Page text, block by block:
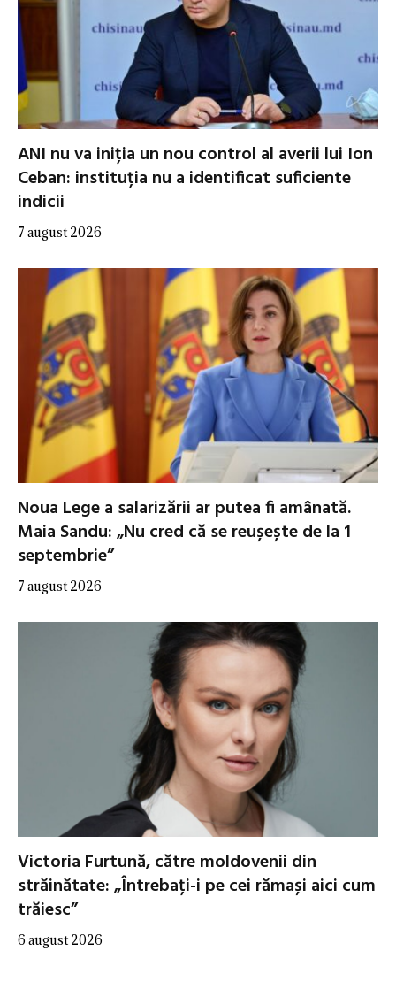
ANI nu va iniția un nou control al averii lui Ion
Ceban: instituția nu a identificat suficiente
indicii
7 august 2026
Noua Lege a salarizării ar putea fi amânată.
Maia Sandu: „Nu cred că se reușește de la 1
septembrie”
7 august 2026
Victoria Furtună, către moldovenii din
străinătate: „Întrebați-i pe cei rămași aici cum
trăiesc”
6 august 2026